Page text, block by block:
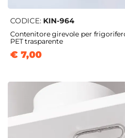
CODICE: KIN-964
Contenitore girevole per
PET trasparente
€ 7,00